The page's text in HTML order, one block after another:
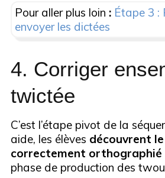
Pour aller plus loin : Étape 3 :
envoyer les dictées
4. Corriger
twictée
C’est l’étape pivot de la
aide, les élèves découvrent
correctement orthographié
phase de production des